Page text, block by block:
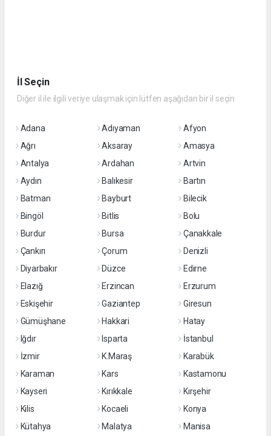
İl Seçin
Diğer il ile ilgili veriye ulaşmak için lütfen aşağıdan bir il seçin
Adana Adıyaman
Afyon
Ağrı
Aksaray
Amasya
Antalya
Ardahan
Artvin
Aydın
Balıkesir
Bartın
Batman
Bayburt
Bilecik
Bingöl
Bitlis
Bolu
Burdur
Bursa
Çanakkale
Çankırı
Çorum
Denizli
Diyarbakır
Düzce
Edirne
Elazığ
Erzincan
Erzurum
Eskişehir
Gaziantep
Giresun
Gümüşhane
Hakkari
Hatay
Iğdır
Isparta
İstanbul
İzmir
K.Maraş
Karabük
Karaman
Kars
Kastamonu
Kayseri
Kırıkkale
Kırşehir
Kilis
Kocaeli
Konya
Kütahya
Malatya
Manisa